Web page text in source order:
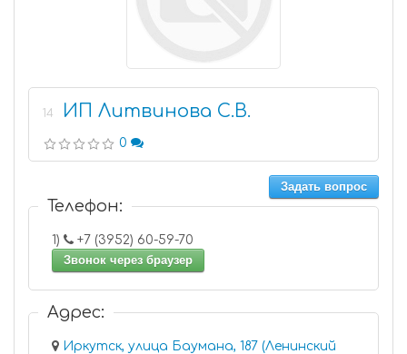
14 ИП Литвинова С.В.
0
Задать вопрос
Телефон:
1)
+7 (3952) 60-59-70
Звонок через браузер
Адрес:
Иркутск, улица Баумана, 187 (Ленинский